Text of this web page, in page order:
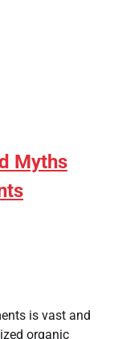
Myths
is vast and
organic